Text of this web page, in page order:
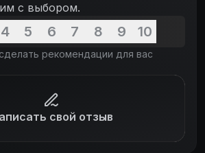
с выбором.
4 5 6 7 8 9 10
рекомендации для вас
свой отзыв